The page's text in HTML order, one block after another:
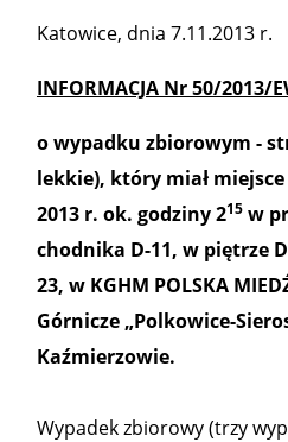
Katowice, dnia 7.11.2013 r.
INFORMACJA Nr 50/2013/
o wypadku zbiorowym -
lekkie), który miał
2013 r. ok. godziny 215 w
chodnika D-11, w piętrze
23, w KGHM POLSKA
Górnicze „Polkowice-
Kaźmierzowie.
Wypadek zbiorowy (trzy